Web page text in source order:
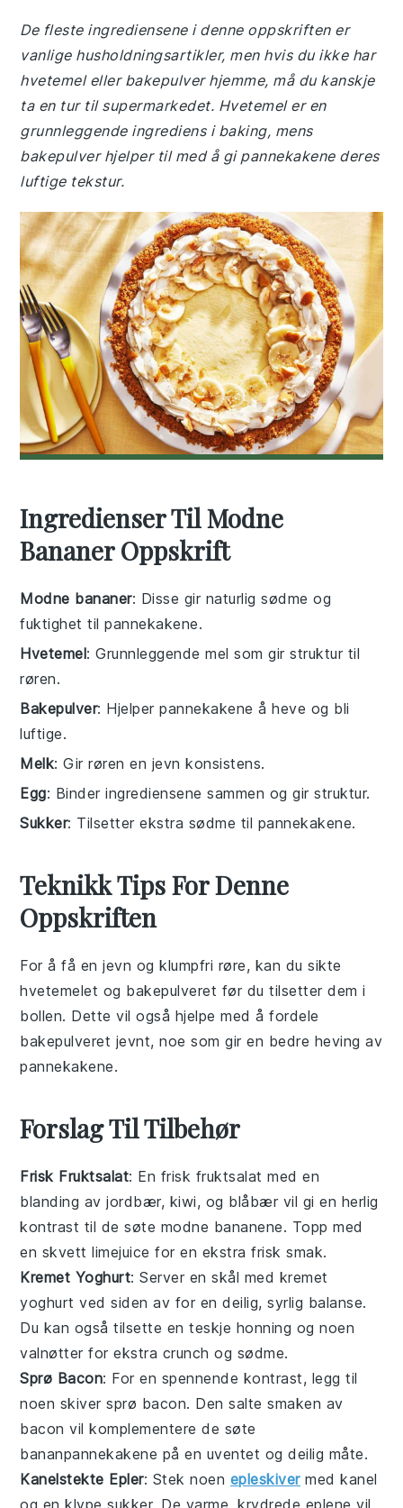
De fleste ingrediensene i denne oppskriften er
vanlige husholdningsartikler, men hvis du ikke har
hvetemel eller bakepulver hjemme, må du kanskje
ta en tur til supermarkedet. Hvetemel er en
grunnleggende ingrediens i baking, mens
bakepulver hjelper til med å gi pannekakene deres
luftige tekstur.
Ingredienser Til Modne
Bananer Oppskrift
Modne bananer: Disse gir naturlig sødme og
fuktighet til pannekakene.
Hvetemel: Grunnleggende mel som gir struktur til
røren.
Bakepulver: Hjelper pannekakene å heve og bli
luftige.
Melk: Gir røren en jevn konsistens.
Egg: Binder ingrediensene sammen og gir struktur.
Sukker: Tilsetter ekstra sødme til pannekakene.
Teknikk Tips For Denne
Oppskriften
For å få en jevn og klumpfri røre, kan du sikte
hvetemelet og bakepulveret før du tilsetter dem i
bollen. Dette vil også hjelpe med å fordele
bakepulveret jevnt, noe som gir en bedre heving av
pannekakene.
Forslag Til Tilbehør
Frisk Fruktsalat: En frisk fruktsalat med en
blanding avjordbær, kiwi, og blåbær vil gi en herlig
kontrast til de søte modne bananene. Topp med
en skvettlimejuice for en ekstra frisk smak.
Kremet Yoghurt: Server en skål med kremet
yoghurt ved siden av for en deilig, syrlig balanse.
Du kan også tilsette en teskje honning og noen
valnøtter for ekstra crunch og sødme.
Sprø Bacon: For en spennende kontrast, legg til
noen skiversprø bacon. Den salte smaken av
bacon vil komplementere de søte
bananpannekakene på en uventet og deilig måte.
Kanelstekte Epler: Stek noen epleskivermedkanel
og en klypesukker. De varme, krydrede eplene vil